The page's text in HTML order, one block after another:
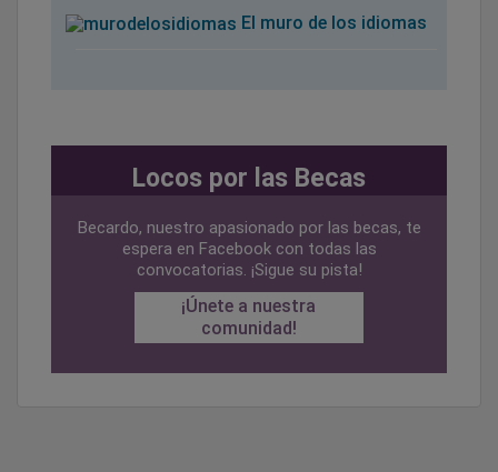
El muro de los idiomas
Locos por las Becas
Becardo, nuestro apasionado por las becas, te
espera en Facebook con todas las
convocatorias. ¡Sigue su pista!
¡Únete a nuestra
comunidad!